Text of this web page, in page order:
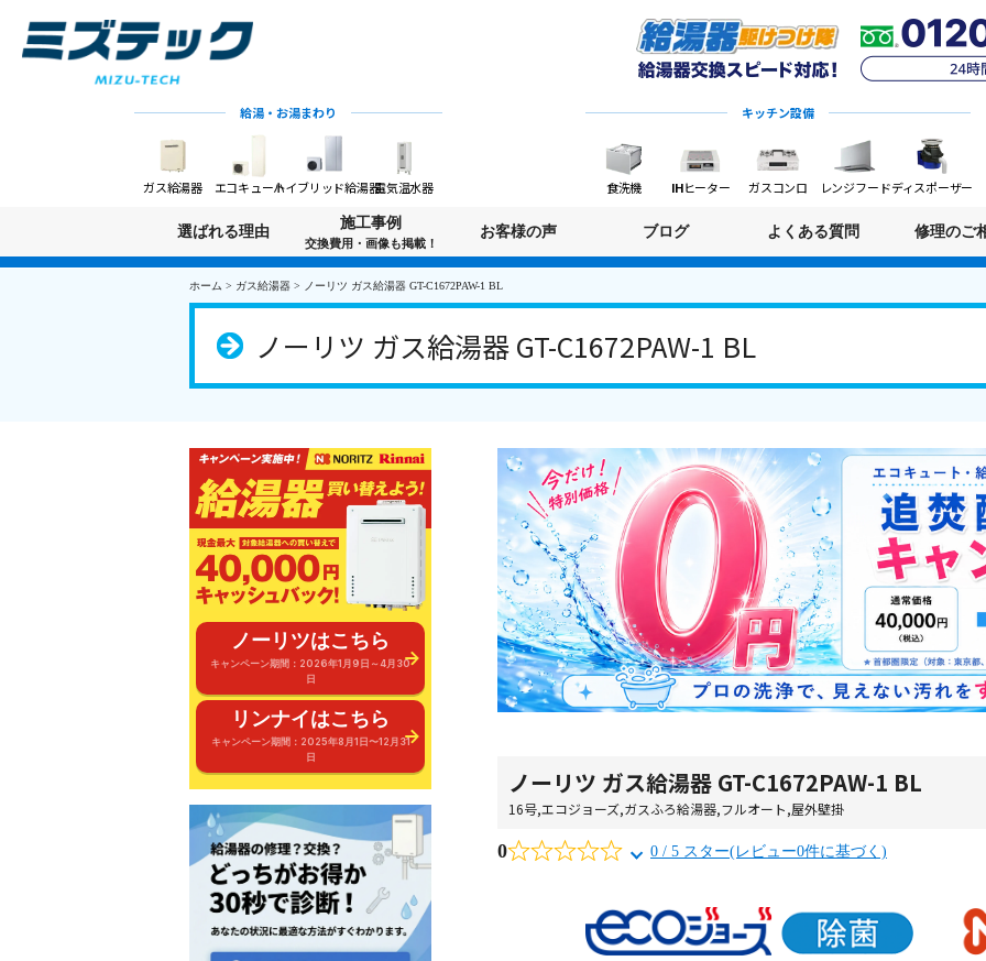
給湯・お湯まわり
ガス給湯器 エコキュートハイブリッド給湯器電気温水器
キッチン設備
食洗機 IHヒーター ガスコンロ レンジフードディスポーザー
選ばれる理由
施工事例
交換費用・画像も掲載！
お客様の声 ブログ よくある質問 修理のご
ホーム > ガス給湯器 > ノーリツ ガス給湯器 GT-C1672PAW-1 BL
ノーリツ ガス給湯器 GT-C1672PAW-1 BL
ノーリツ ガス給湯器 GT-C1672PAW-1 BL
16号,エコジョーズ,ガスふろ給湯器,フルオート,屋外壁掛
0 0 / 5 スター(レビュー0件に基づく)
ノーリツはこちら
キャンペーン期間：2026年1月9日～4月30
日
リンナイはこちら
キャンペーン期間：2025年8月1日〜12月31
日